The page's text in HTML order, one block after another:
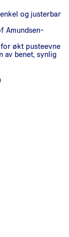
og justerbar
Amundsen-
økt pusteevne
av benet, synlig